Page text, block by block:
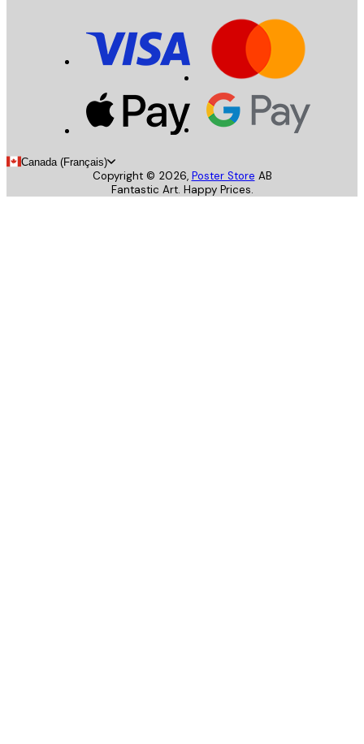
Canada (Français)
Copyright © 2026, Poster Store AB
Fantastic Art. Happy Prices.